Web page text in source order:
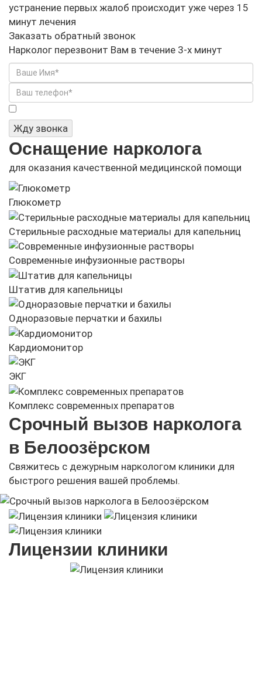
устранение первых жалоб происходит уже через 15
минут лечения
Заказать обратный звонок
Нарколог перезвонит Вам в течение 3-х минут
Жду звонка
Оснащение нарколога
для оказания качественной медицинской помощи
Глюкометр
Стерильные расходные материалы для капельниц
Современные инфузионные растворы
Штатив для капельницы
Одноразовые перчатки и бахилы
Кардиомонитор
ЭКГ
Комплекс современных препаратов
Срочный вызов нарколога
в Белоозёрском
Свяжитесь с дежурным наркологом клиники для
быстрого решения вашей проблемы.
Лицензии клиники